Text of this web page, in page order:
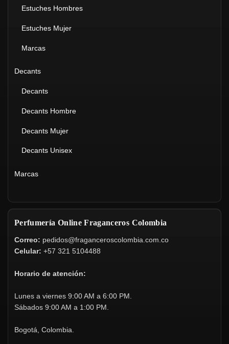
Estuches Hombres
Estuches Mujer
Marcas
Decants
Decants
Decants Hombre
Decants Mujer
Decants Unisex
Marcas
Perfumería Online Fraganceros Colombia
Correo: pedidos@fraganceroscolombia.com.co
Celular: +57 321 5104488
Horario de atención:
Lunes a viernes 9:00 AM a 6:00 PM.
Sábados 9:00 AM a 1:00 PM.
Bogotá, Colombia.